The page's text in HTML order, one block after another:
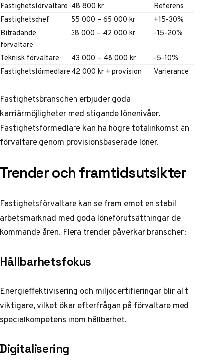
Fastighetsförvaltare 48 800 kr
Referens
Fastighetschef
55 000 – 65 000 kr
+15-30%
Biträdande
förvaltare
38 000 – 42 000 kr -15-20%
Teknisk förvaltare 43 000 – 48 000 kr
-5-10%
Fastighetsförmedlare42 000 kr + provision Varierande
Fastighetsbranschen erbjuder goda
karriärmöjligheter med stigande lönenivåer.
Fastighetsförmedlarekan ha högre totalinkomst än
förvaltare genom provisionsbaserade löner.
Trender och framtidsutsikter
Fastighetsförvaltare kan se fram emot en stabil
arbetsmarknad med goda löneförutsättningar de
kommande åren. Flera trender påverkar branschen:
Hållbarhetsfokus
Energieffektivisering och miljöcertifieringar blir allt
viktigare, vilket ökar efterfrågan på förvaltare med
specialkompetens inom hållbarhet.
Digitalisering